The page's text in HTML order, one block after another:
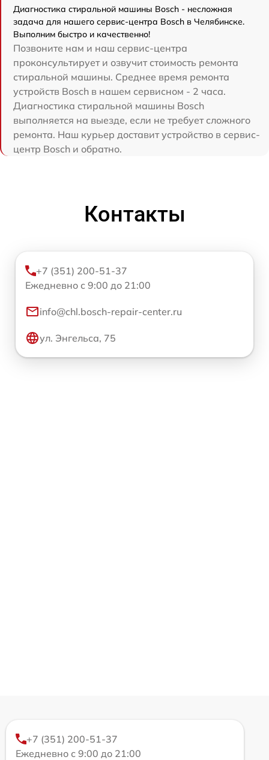
Диагностика стиральной машины Bosch - несложная
задача для нашего сервис-центра Bosch в Челябинске.
Выполним быстро и качественно!
Позвоните нам и наш сервис-центра
проконсультирует и озвучит стоимость ремонта
стиральной машины. Среднее время ремонта
устройств Bosch в нашем сервисном - 2 часа.
Диагностика стиральной машины Bosch
выполняется на выезде, если не требует сложного
ремонта. Наш курьер доставит устройство в сервис-
центр Bosch и обратно.
Контакты
+7 (351) 200-51-37
Ежедневно с 9:00 до 21:00
info@chl.bosch-repair-center.ru
ул. Энгельса, 75
+7 (351) 200-51-37
Ежедневно с 9:00 до 21:00